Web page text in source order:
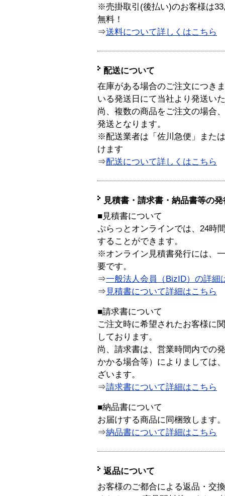
※売掛取引(後払い)のお客様は
無料！
⇒送料について詳しくはこちら
配送について
在庫がある場合のご注文につき
いる発送日にて当社より発送い
尚、複数の商品をご注文の場合
発送となります。
※配送業者は「佐川急便」また
けます
⇒配送について詳しくはこちら
見積書・請求書・納品書等の
■見積書について
ぷらっとオンラインでは、24時
することができます。
※オンライン見積書発行には、
要です。
⇒一般法人会員（BizID）の詳細
⇒ 見積書について詳細はこちら
■請求書について
ご注文時に希望されたお客様に
しております。
尚、請求書は、営業時間内での
かかる場合等）によりましては
ざいます。
⇒請求書について詳細はこちら
■納品書について
お届けする商品に同梱致します。
⇒納品書について詳細はこちら
返品について
お客様のご都合による返品・交